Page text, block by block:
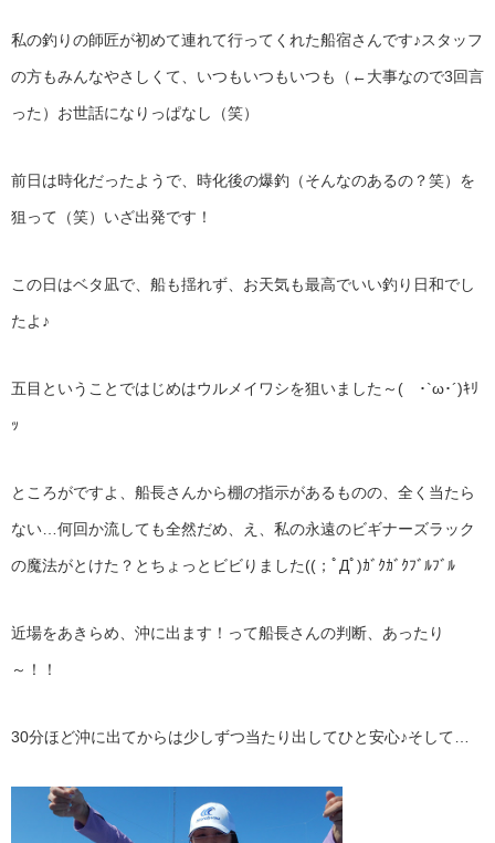
私の釣りの師匠が初めて連れて行ってくれた船宿さんです♪スタッフ
の方もみんなやさしくて、いつもいつもいつも（←大事なので3回言
った）お世話になりっぱなし（笑）
前日は時化だったようで、時化後の爆釣（そんなのあるの？笑）を
狙って（笑）いざ出発です！
この日はベタ凪で、船も揺れず、お天気も最高でいい釣り日和でし
たよ♪
五目ということではじめはウルメイワシを狙いました～( ･`ω･´)ｷﾘ
ｯ
ところがですよ、船長さんから棚の指示があるものの、全く当たら
ない…何回か流しても全然だめ、え、私の永遠のビギナーズラック
の魔法がとけた？とちょっとビビりました((；ﾟДﾟ)ｶﾞｸｶﾞｸﾌﾞﾙﾌﾞﾙ
近場をあきらめ、沖に出ます！って船長さんの判断、あったり
～！！
30分ほど沖に出てからは少しずつ当たり出してひと安心♪そして…